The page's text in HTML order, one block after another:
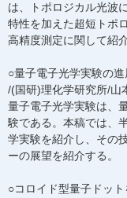
は、トポロジカル光波
特性を加えた超短トポ
高精度測定に関して紹介
○量子電子光学実験の進
/(国研)理化学研究所/山
量子電子光学実験は、
験である。本稿では、
学実験を紹介し、その
ーの展望を紹介する。
○コロイド型量子ドッ